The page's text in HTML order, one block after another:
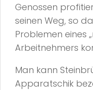
Genossen
seinen Weg, so
Problemen eines
Arbeitnehmers
Man kann
Apparatschik